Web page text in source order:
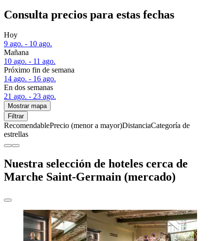
Consulta precios para estas fechas
Hoy
9 ago. - 10 ago.
Mañana
10 ago. - 11 ago.
Próximo fin de semana
14 ago. - 16 ago.
En dos semanas
21 ago. - 23 ago.
Mostrar mapa
Filtrar
RecomendablePrecio (menor a mayor)DistanciaCategoría de
estrellas
Nuestra selección de hoteles cerca de
Marche Saint-Germain (mercado)